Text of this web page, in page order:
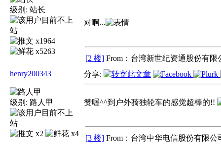
级别: 站长
x1964
x5263
对啊...
[2 楼] From：台湾新世纪资通股份有限
henry200343
级别: 路人甲
x2 x4
分享:
赞喔^^到户外骑独轮车的感觉超棒的!!
[3 楼] From：台湾中华电信股份有限公